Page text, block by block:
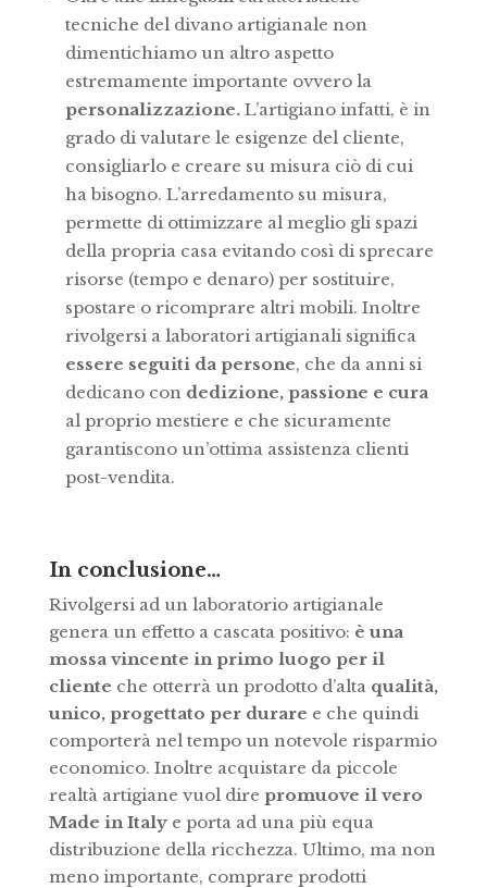
tecniche del divano artigianale non
dimentichiamo un altro aspetto
estremamente importante ovvero la
personalizzazione. L’artigiano infatti, è in
grado di valutare le esigenze del cliente,
consigliarlo e creare su misura ciò di cui
ha bisogno. L’arredamento su misura,
permette di ottimizzare al meglio gli spazi
della propria casa evitando così di sprecare
risorse (tempo e denaro) per sostituire,
spostare o ricomprare altri mobili. Inoltre
rivolgersi a laboratori artigianali significa
essere seguiti da persone, che da anni si
dedicano con dedizione, passione e cura
al proprio mestiere e che sicuramente
garantiscono un’ottima assistenza clienti
post-vendita.
In conclusione…
Rivolgersi ad un laboratorio artigianale
genera un effetto a cascata positivo: è una
mossa vincente in primo luogo per il
cliente che otterrà un prodotto d’alta qualità,
unico, progettato per durare e che quindi
comporterà nel tempo un notevole risparmio
economico. Inoltre acquistare da piccole
realtà artigiane vuol dire promuove il vero
Made in Italye porta ad una più equa
distribuzione della ricchezza. Ultimo, ma non
meno importante, comprare prodotti